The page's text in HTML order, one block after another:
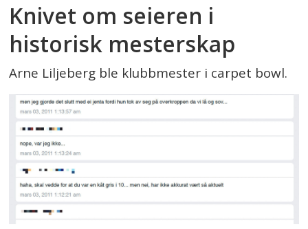
Knivet om seieren i
historisk mesterskap
Arne Liljeberg ble klubbmester i carpet bowl.